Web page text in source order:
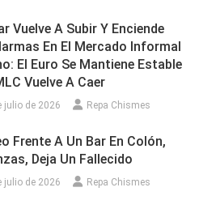
Vuelve A Subir Y Enciende
En El Mercado Informal
El Euro Se Mantiene Estable
Vuelve A Caer
julio de 2026 Repa Chismes
Frente A Un Bar En Colón,
Deja Un Fallecido
julio de 2026 Repa Chismes